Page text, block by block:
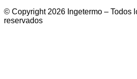
© Copyright 2026 Ingetermo – Todos
reservados